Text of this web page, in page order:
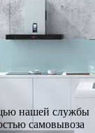
нашей службы
самовывоза